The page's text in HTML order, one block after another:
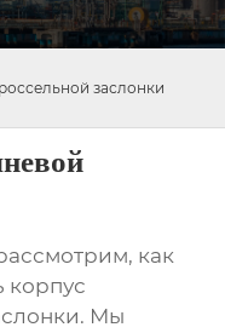
заслонки
как
корпус
. Мы